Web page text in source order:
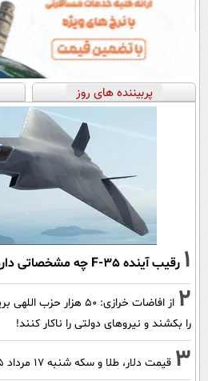
پربیننده های روز
1 رقیب آینده F-35 چه مشخصاتی دارد؟
2
از افاضات خرازی: ۵۰
را بکشند و نیرو‌های دولتی را ناکار کنند!
3 قیمت دلار، طلا و سکه شنبه ۱۷ مرداد ۱۴۰۵ (+جدول قیمت)